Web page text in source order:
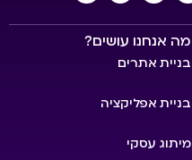
מה אנחנו עושים?
בניית אתרים
בניית אפליקציה
מיתוג עסקי